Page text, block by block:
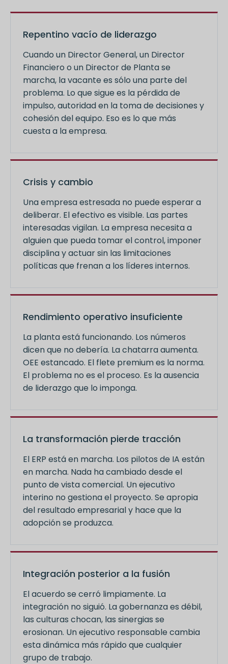
Repentino vacío de liderazgo
Cuando un Director General, un Director
Financiero o un Director de Planta se
marcha, la vacante es sólo una parte del
problema. Lo que sigue es la pérdida de
impulso, autoridad en la toma de decisiones y
cohesión del equipo. Eso es lo que más
cuesta a la empresa.
Crisis y cambio
Una empresa estresada no puede esperar a
deliberar. El efectivo es visible. Las partes
interesadas vigilan. La empresa necesita a
alguien que pueda tomar el control, imponer
disciplina y actuar sin las limitaciones
políticas que frenan a los líderes internos.
Rendimiento operativo insuficiente
La planta está funcionando. Los números
dicen que no debería. La chatarra aumenta.
OEE estancado. El flete premium es la norma.
El problema no es el proceso. Es la ausencia
de liderazgo que lo imponga.
La transformación pierde tracción
El ERP está en marcha. Los pilotos de IA están
en marcha. Nada ha cambiado desde el
punto de vista comercial. Un ejecutivo
interino no gestiona el proyecto. Se apropia
del resultado empresarial y hace que la
adopción se produzca.
Integración posterior a la fusión
El acuerdo se cerró limpiamente. La
integración no siguió. La gobernanza es débil,
las culturas chocan, las sinergias se
erosionan. Un ejecutivo responsable cambia
esta dinámica más rápido que cualquier
grupo de trabajo.